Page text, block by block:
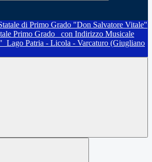
Primo Grado
con Indirizzo Musicale
Lago Patria - Licola - Varcaturo (Giugliano